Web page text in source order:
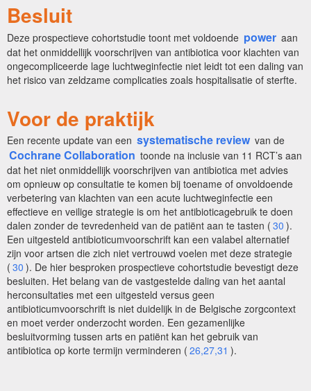
Besluit
Deze prospectieve cohortstudie toont met voldoende power aan
dat het onmiddellijk voorschrijven van antibiotica voor klachten van
ongecompliceerde lage luchtweginfectie niet leidt tot een daling van
het risico van zeldzame complicaties zoals hospitalisatie of sterfte.
Voor de praktijk
Een recente update van een systematische review van de
Cochrane Collaboration toonde na inclusie van 11 RCT’s aan
dat het niet onmiddellijk voorschrijven van antibiotica met advies
om opnieuw op consultatie te komen bij toename of onvoldoende
verbetering van klachten van een acute luchtweginfectie een
effectieve en veilige strategie is om het antibioticagebruik te doen
dalen zonder de tevredenheid van de patiënt aan te tasten ( 30 ).
Een uitgesteld antibioticumvoorschrift kan een valabel alternatief
zijn voor artsen die zich niet vertrouwd voelen met deze strategie
( 30 ). De hier besproken prospectieve cohortstudie bevestigt deze
besluiten. Het belang van de vastgestelde daling van het aantal
herconsultaties met een uitgesteld versus geen
antibioticumvoorschrift is niet duidelijk in de Belgische zorgcontext
en moet verder onderzocht worden. Een gezamenlijke
besluitvorming tussen arts en patiënt kan het gebruik van
antibiotica op korte termijn verminderen ( 26,27,31 ).